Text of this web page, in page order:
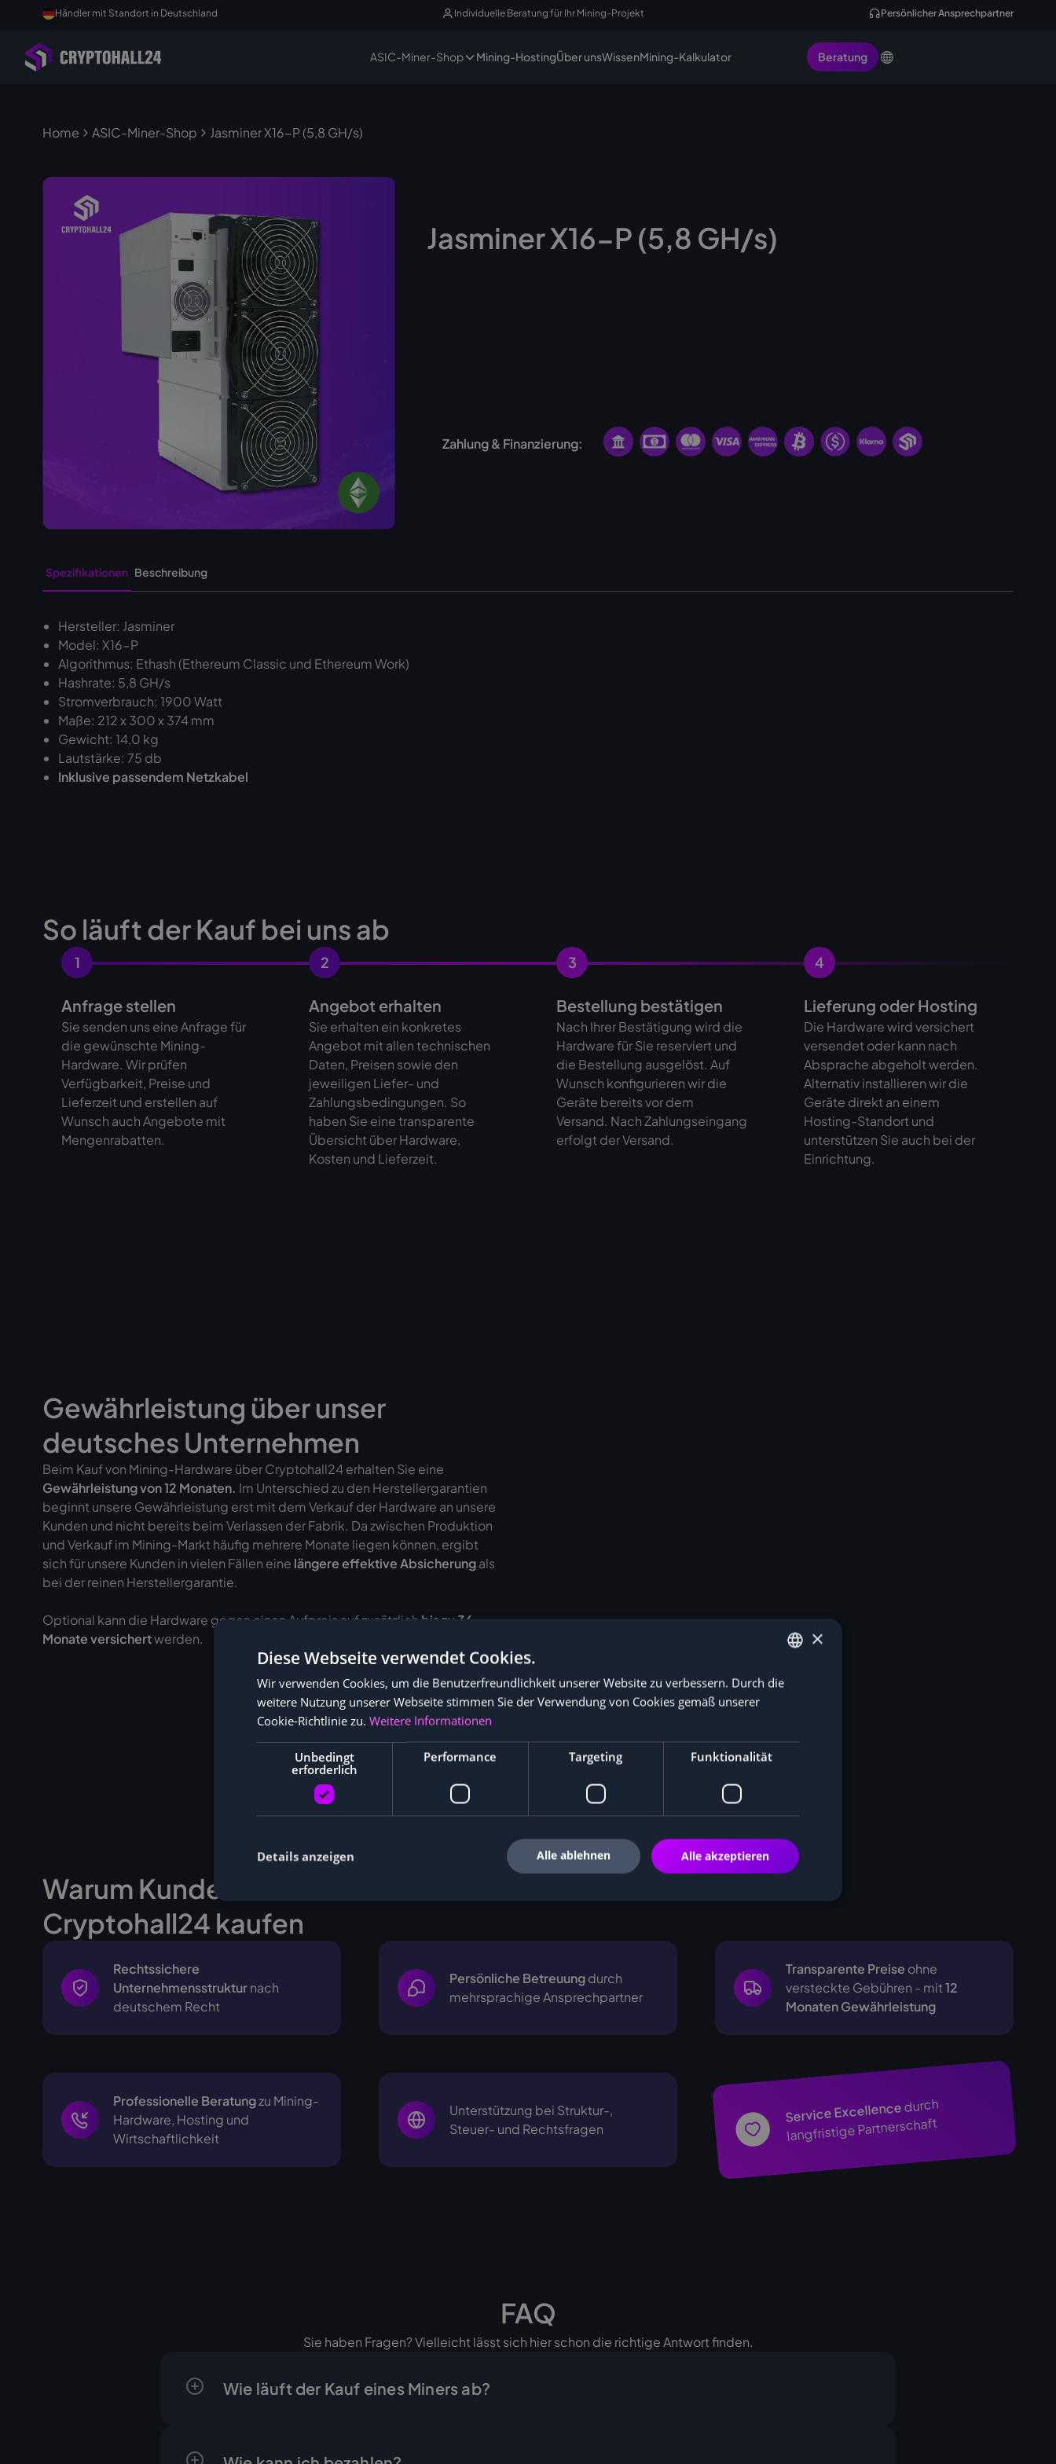
Händler mit Standort in Deutschland Individuelle Beratung für Ihr Mining-Projekt Persönlicher Ansprechpartner
ASIC-Miner-Shop Mining-HostingÜber unsWissenMining-Kalkulator Beratung
Home ASIC-Miner-Shop Jasminer X16-P (5,8 GH/s)
Jasminer X16-P (5,8 GH/s)
Zahlung & Finanzierung:
Spezifikationen Beschreibung
Hersteller: Jasminer
Model: X16-P
Algorithmus: Ethash (Ethereum Classic und Ethereum Work)
Hashrate: 5,8 GH/s
Stromverbrauch: 1900 Watt
Maße: 212 x 300 x 374 mm
Gewicht: 14,0 kg
Lautstärke: 75 db
Inklusive passendem Netzkabel
So läuft der Kauf bei uns ab
1
Anfrage stellen
Sie senden uns eine Anfrage für
die gewünschte Mining-
Hardware. Wir prüfen
Verfügbarkeit, Preise und
Lieferzeit und erstellen auf
Wunsch auch Angebote mit
Mengenrabatten.
2
Angebot erhalten
Sie erhalten ein konkretes
Angebot mit allen technischen
Daten, Preisen sowie den
jeweiligen Liefer- und
Zahlungsbedingungen. So
haben Sie eine transparente
Übersicht über Hardware,
Kosten und Lieferzeit.
3
Bestellung bestätigen
Nach Ihrer Bestätigung wird die
Hardware für Sie reserviert und
die Bestellung ausgelöst. Auf
Wunsch konfigurieren wir die
Geräte bereits vor dem
Versand. Nach Zahlungseingang
erfolgt der Versand.
4
Lieferung oder Hosting
Die Hardware wird versichert
versendet oder kann nach
Absprache abgeholt werden.
Alternativ installieren wir die
Geräte direkt an einem
Hosting-Standort und
unterstützen Sie auch bei der
Einrichtung.
Gewährleistung über unser
deutsches Unternehmen
Beim Kauf von Mining-Hardware über Cryptohall24 erhalten Sie eine
Gewährleistung von12 Monaten. Im Unterschied zu den Herstellergarantien
beginnt unsere Gewährleistung erst mit dem Verkauf der Hardware an unsere
Kunden und nicht bereits beim Verlassen der Fabrik. Da zwischen Produktion
und Verkauf im Mining-Markt häufig mehrere Monate liegen können, ergibt
sich für unsere Kunden in vielen Fällen eine längere effektive Absicherungals
bei der reinen Herstellergarantie.
Optional kann die Hardware gegen einen Aufpreis auf zusätzlichbis zu 36
Monate versichertwerden.
Warum Kunden Miner bei
Cryptohall24 kaufen
Rechtssichere
Unternehmensstrukturnach
deutschem Recht
Persönliche Betreuungdurch
mehrsprachige Ansprechpartner
Transparente Preise ohne
versteckte Gebühren - mit12
Monaten Gewährleistung
Professionelle Beratungzu Mining-
Hardware, Hosting und
Wirtschaftlichkeit
Unterstützung bei Struktur-,
Steuer- und Rechtsfragen
Service Excellencedurch
langfristige Partnerschaft
FAQ
Sie haben Fragen? Vielleicht lässt sich hier schon die richtige Antwort finden.
Wie läuft der Kauf eines Miners ab?
ein schriftliches Angebot mit Endpreis, und sobald Sie es annehmen, stellen wir Ihnen die Rechnung. Nach
GERMAN
×
Diese Webseite verwendet Cookies.
Wir verwenden Cookies, um die Benutzerfreundlichkeit unserer Website zu verbessern. Durch die
weitere Nutzung unserer Webseite stimmen Sie der Verwendung von Cookies gemäß unserer
Cookie-Richtlinie zu. Weitere Informationen
Unbedingt
erforderlich
Performance Targeting Funktionalität
Alle akzeptieren
Alle ablehnen
Details anzeigen